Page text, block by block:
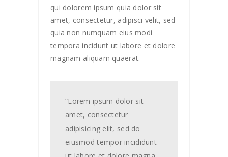
qui dolorem ipsum quia dolor sit
amet, consectetur, adipisci velit, sed
quia non numquam eius modi
tempora incidunt ut labore et dolore
magnam aliquam quaerat.
“Lorem ipsum dolor sit
amet, consectetur
adipisicing elit, sed do
eiusmod tempor incididunt